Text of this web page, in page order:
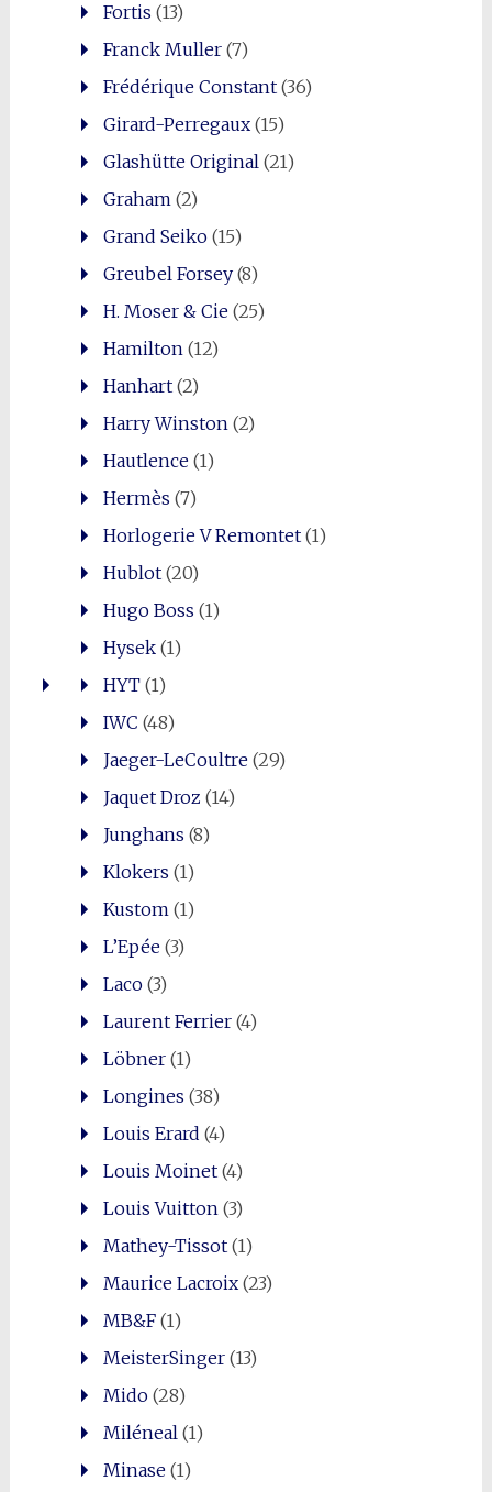
Fortis (13)
Franck Muller(7)
Frédérique Constant(36)
Girard-Perregaux(15)
Glashütte Original(21)
Graham(2)
Grand Seiko(15)
Greubel Forsey(8)
H. Moser & Cie(25)
Hamilton(12)
Hanhart(2)
Harry Winston(2)
Hautlence(1)
Hermès (7)
Horlogerie V Remontet(1)
Hublot(20)
Hugo Boss (1)
Hysek(1)
HYT(1)
IWC (48)
Jaeger-LeCoultre(29)
Jaquet Droz (14)
Junghans (8)
Klokers (1)
Kustom(1)
L’Epée(3)
Laco(3)
Laurent Ferrier(4)
Löbner(1)
Longines (38)
Louis Erard (4)
Louis Moinet(4)
Louis Vuitton(3)
Mathey-Tissot(1)
Maurice Lacroix(23)
MB&F(1)
MeisterSinger(13)
Mido(28)
Miléneal(1)
Minase(1)